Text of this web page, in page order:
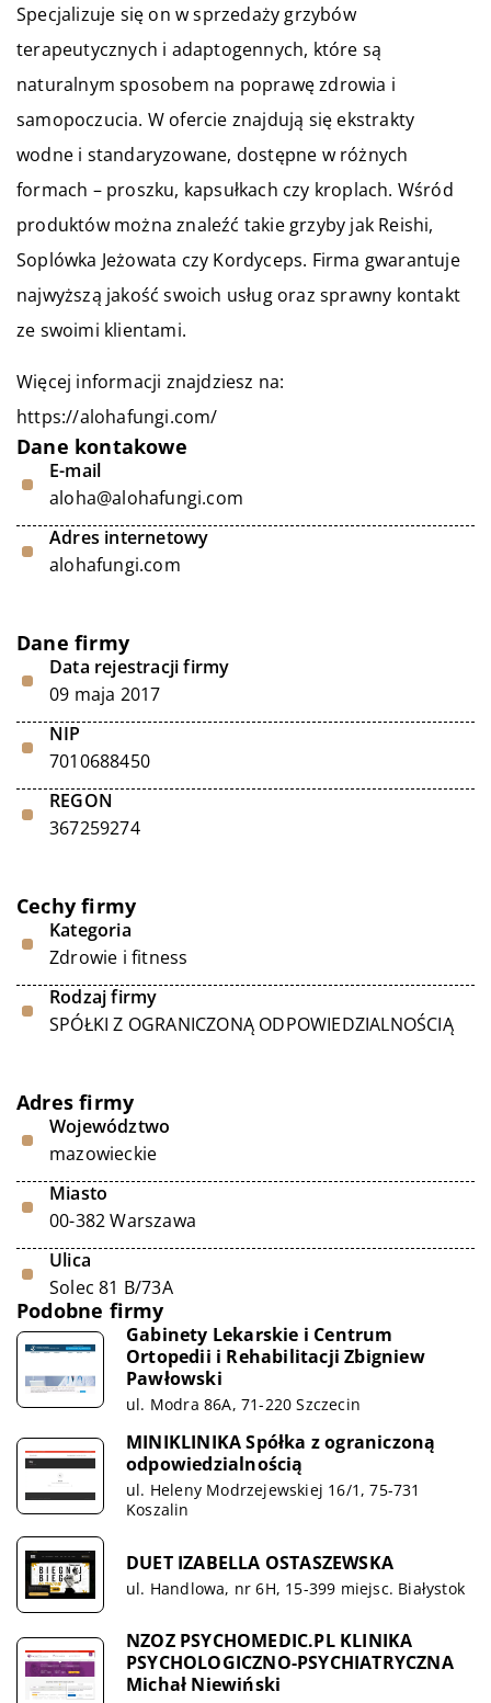
Specjalizuje się on w sprzedaży grzybów
terapeutycznych i adaptogennych, które są
naturalnym sposobem na poprawę zdrowia i
samopoczucia. W ofercie znajdują się ekstrakty
wodne i standaryzowane, dostępne w różnych
formach – proszku, kapsułkach czy kroplach. Wśród
produktów można znaleźć takie grzyby jak Reishi,
Soplówka Jeżowata czy Kordyceps. Firma gwarantuje
najwyższą jakość swoich usług oraz sprawny kontakt
ze swoimi klientami.
Więcej informacji znajdziesz na:
https://alohafungi.com/
Dane kontakowe
E-mail
aloha@alohafungi.com
Adres internetowy
alohafungi.com
Dane firmy
Data rejestracji firmy
09 maja 2017
NIP
7010688450
REGON
367259274
Cechy firmy
Kategoria
Zdrowie i fitness
Rodzaj firmy
SPÓŁKI Z OGRANICZONĄ ODPOWIEDZIALNOŚCIĄ
Adres firmy
Województwo
mazowieckie
Miasto
00-382 Warszawa
Ulica
Solec 81 B/73A
Podobne firmy
Gabinety Lekarskie i Centrum
Ortopedii i Rehabilitacji Zbigniew
Pawłowski
ul. Modra 86A, 71-220 Szczecin
MINIKLINIKA Spółka z ograniczoną
odpowiedzialnością
ul. Heleny Modrzejewskiej 16/1, 75-731
Koszalin
DUET IZABELLA OSTASZEWSKA
ul. Handlowa, nr 6H, 15-399 miejsc. Białystok
NZOZ PSYCHOMEDIC.PL KLINIKA
PSYCHOLOGICZNO-PSYCHIATRYCZNA
Michał Niewiński